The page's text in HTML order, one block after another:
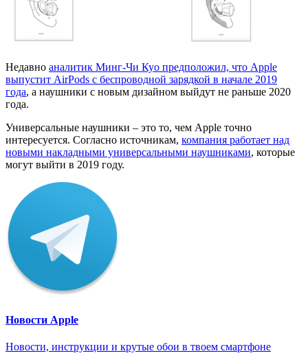
Недавно аналитик Минг-Чи Куо предположил, что Apple
выпустит AirPods с беспроводной зарядкой в начале 2019
года, а наушники с новым дизайном выйдут не раньше 2020
года.
Универсальные наушники – это то, чем Apple точно
интересуется. Согласно источникам, компания работает над
новыми накладными универсальными наушниками, которые
могут выйти в 2019 году.
Новости Apple
Новости, инструкции и крутые обои в твоем смартфоне